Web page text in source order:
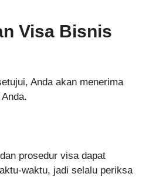
Visa Bisnis
Anda akan menerima
prosedur visa dapat
waktu, jadi selalu periksa